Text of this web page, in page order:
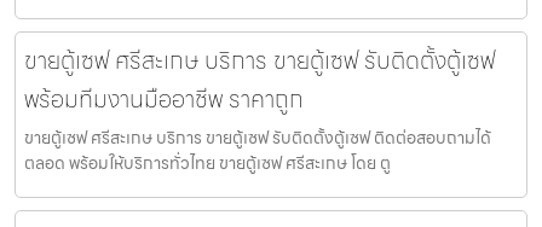
ขายตู้เซฟ ศรีสะเกษ บริการ ขายตู้เซฟ รับติดตั้งตู้เซฟ
พร้อมทีมงานมืออาชีพ ราคาถูก
ขายตู้เซฟ ศรีสะเกษ บริการ ขายตู้เซฟ รับติดตั้งตู้เซฟ ติดต่อสอบถามได้
ตลอด พร้อมให้บริการทั่วไทย ขายตู้เซฟ ศรีสะเกษ โดย ตู